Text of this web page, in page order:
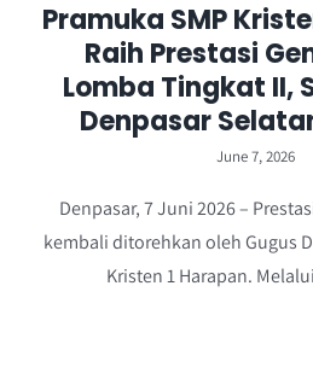
Pramuka SMP
Raih Prestasi
Lomba Tingkat II,
Denpasar
June 7, 2026
Denpasar, 7 Juni 2026 –
kembali ditorehkan oleh Gugus
Kristen 1 Harapan.